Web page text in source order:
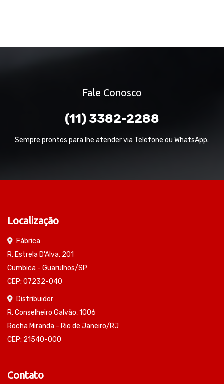
Fale Conosco
(11) 3382-2288
Sempre prontos para lhe atender via Telefone ou WhatsApp.
Localização
Fábrica
R. Estrela D'Alva, 201
Cumbica - Guarulhos/SP
CEP: 07232-040
Distribuidor
R. Conselheiro Galvão, 1006
Rocha Miranda - Rio de Janeiro/RJ
CEP: 21540-000
Contato